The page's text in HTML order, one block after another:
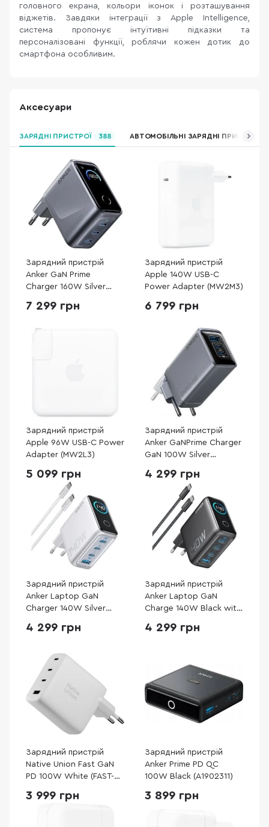
головного екрана, кольори іконок і розташування
віджетів. Завдяки інтеграції з Apple Intelligence,
система пропонує інтуїтивні підказки та
персоналізовані функції, роблячи кожен дотик до
смартфона особливим.
Аксесуари
ЗАРЯДНІ ПРИСТРОЇ 388 АВТОМОБІЛЬНІ ЗАРЯДНІ ПРИСТРОЇ
Зарядний пристрій
Anker GaN Prime
Charger 160W Silver
7 299 грн
Зарядний пристрій
Apple 140W USB-C
Power Adapter (MW2M3)
6 799 грн
Зарядний пристрій
Apple 96W USB-C Power
Adapter (MW2L3)
5 099 грн
Зарядний пристрій
Anker GaNPrime Charger
GaN 100W Silver
4 299 грн
Зарядний пристрій
Anker Laptop GaN
Charger 140W Silver
4 299 грн
Зарядний пристрій
Anker Laptop GaN
Charge 140W Black with
(B2697GZ1)
4 299 грн
Зарядний пристрій
Native Union Fast GaN
PD 100W White (FAST-
3 999 грн
Зарядний пристрій
Anker Prime PD QC
100W Black (A1902311)
3 899 грн